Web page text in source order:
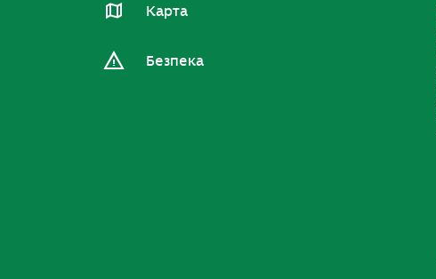
Карта
Безпека